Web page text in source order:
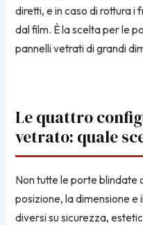
diretti, e in caso di rottura
dal film. È la scelta per le
pannelli vetrati di grandi
Le quattro
vetrato: quale
Non tutte le porte blindate
posizione, la dimensione e
diversi su sicurezza,